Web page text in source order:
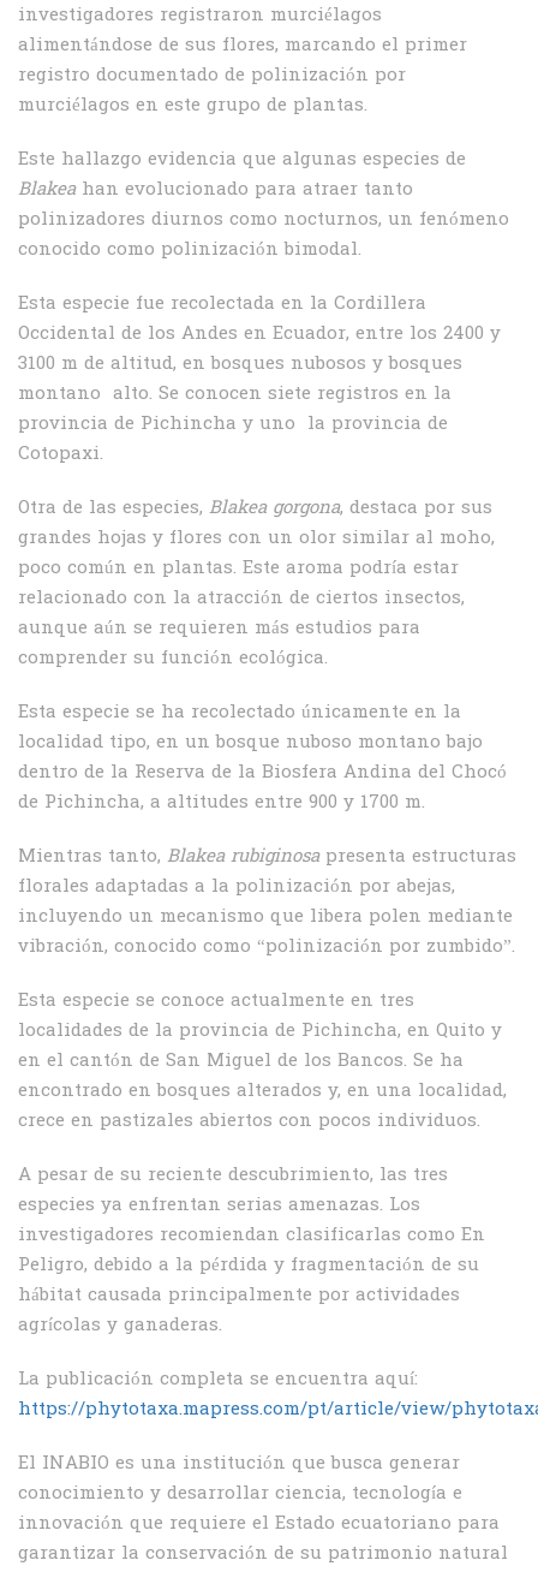
investigadores registraron murciélagos
alimentándose de sus flores, marcando el primer
registro documentado de polinización por
murciélagos en este grupo de plantas.
Este hallazgo evidencia que algunas especies de
Blakeahan evolucionado para atraer tanto
polinizadores diurnos como nocturnos, un fenómeno
conocido como polinización bimodal.
Esta especie fue recolectada en la Cordillera
Occidental de los Andes en Ecuador, entre los 2400 y
3100 m de altitud, en bosques nubosos y bosques
montano alto. Se conocen siete registros en la
provincia de Pichincha y uno la provincia de
Cotopaxi.
Otra de las especies, Blakea gorgona, destaca por sus
grandes hojas y flores con un olor similar al moho,
poco común en plantas. Este aroma podría estar
relacionado con la atracción de ciertos insectos,
aunque aún se requieren más estudios para
comprender su función ecológica.
Esta especie se ha recolectado únicamente en la
localidad tipo, en un bosque nuboso montano bajo
dentro de la Reserva de la Biosfera Andina del Chocó
de Pichincha, a altitudes entre 900 y 1700 m.
Mientras tanto, Blakea rubiginosapresenta estructuras
florales adaptadas a la polinización por abejas,
incluyendo un mecanismo que libera polen mediante
vibración, conocido como “polinización por zumbido”.
Esta especie se conoce actualmente en tres
localidades de la provincia de Pichincha, en Quito y
en el cantón de San Miguel de los Bancos. Se ha
encontrado en bosques alterados y, en una localidad,
crece en pastizales abiertos con pocos individuos.
A pesar de su reciente descubrimiento, las tres
especies ya enfrentan serias amenazas. Los
investigadores recomiendan clasificarlas como En
Peligro, debido a la pérdida y fragmentación de su
hábitat causada principalmente por actividades
agrícolas y ganaderas.
La publicación completa se encuentra aquí:
https://phytotaxa.mapress.com/pt/article/view/
El INABIO es una institución que busca generar
conocimiento y desarrollar ciencia, tecnología e
innovación que requiere el Estado ecuatoriano para
garantizar la conservación de su patrimonio natural